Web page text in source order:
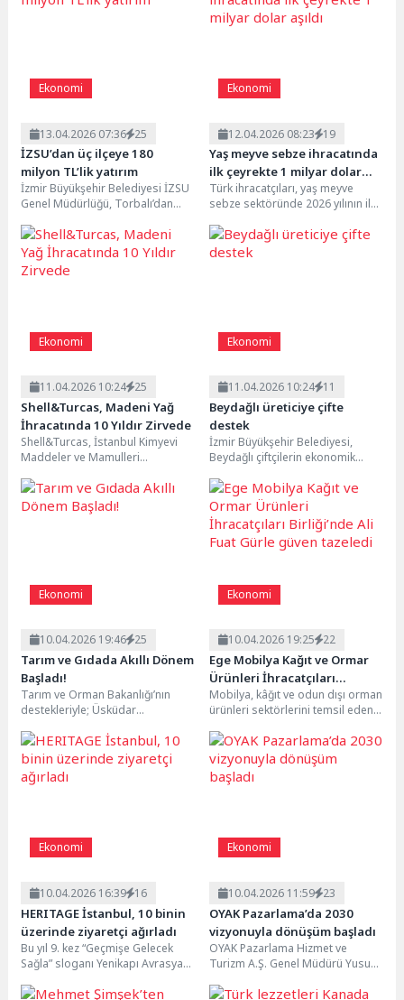
7 Ata Yatırım Dış Ticaret Dengesi Analiz Raporunu Yayımladı
9
10Şekerbank’tan yılın ilk yarısında yüzde 32 büyüme
Ekonomi
13.04.2026 07:36 25
İZSU’dan üç ilçeye 180
milyon TL’lik yatırım
İzmir Büyükşehir Belediyesi İZSU
Genel Müdürlüğü, Torbalı’dan
bölgede içme suyu altyapısını...
Ekonomi
12.04.2026 08:23 19
Yaş meyve sebze ihracatında
ilk çeyrekte 1 milyar dolar
aşıldı
Türk ihracatçıları, yaş meyve
sebze sektöründe 2026 yılının ilk
ortaya koydu....
Ekonomi
11.04.2026 10:24 25
Shell&Turcas, Madeni Yağ
İhracatında 10 Yıldır Zirvede
Shell&Turcas, İstanbul Kimyevi
Maddeler ve Mamulleri
tarafından düzenlenen İhracatın
Yıldızları Ödülleri, Madeni...
Ekonomi
11.04.2026 10:24 11
Beydağlı üreticiye çifte
destek
İzmir Büyükşehir Belediyesi,
Beydağlı çiftçilerin ekonomik
önemli projeyi hayata geçirdi.
Kısa...
Ekonomi
10.04.2026 19:46 25
Tarım ve Gıdada Akıllı Dönem
Başladı!
Tarım ve Orman Bakanlığı’nın
destekleriyle; Üsküdar
Üniversitesi ve Kimyagerler
Derneği iş birliğinde...
Ekonomi
10.04.2026 19:25 22
Ege Mobilya Kağıt ve Ormar
Ürünleri İhracatçıları
Birliği’nde Ali Fuat Gürle
güven tazeledi
Mobilya, kâğıt ve odun dışı orman
ürünleri sektörlerini temsil eden
Ekonomi
10.04.2026 16:39 16
HERITAGE İstanbul, 10 binin
üzerinde ziyaretçi ağırladı
Bu yıl 9. kez “Geçmişe Gelecek
Sağla” sloganı Yenikapı Avrasya
gerçekleştirilen...
Ekonomi
10.04.2026 11:59 23
OYAK Pazarlama’da 2030
vizyonuyla dönüşüm başladı
OYAK Pazarlama Hizmet ve
Turizm A.Ş. Genel Müdürü Yusuf
köklü dönüşüm...